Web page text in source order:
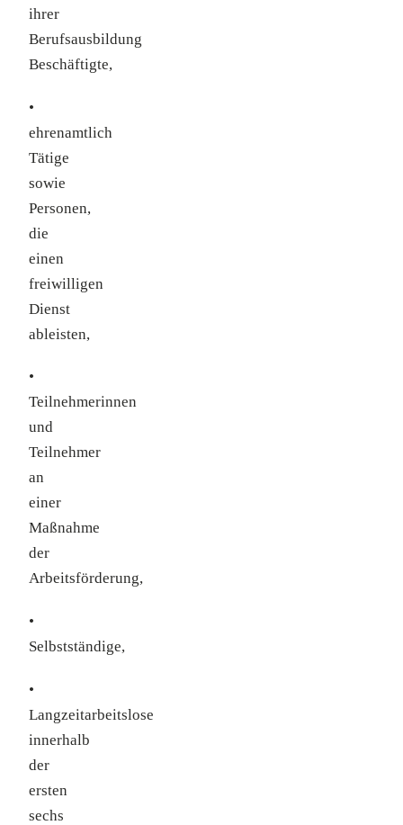
ihrer
Berufsausbildung
Beschäftigte,
•
ehrenamtlich
Tätige
sowie
Personen,
die
einen
freiwilligen
Dienst
ableisten,
•
Teilnehmerinnen
und
Teilnehmer
an
einer
Maßnahme
der
Arbeitsförderung,
•
Selbstständige,
•
Langzeitarbeitslose
innerhalb
der
ersten
sechs